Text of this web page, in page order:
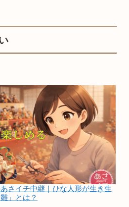
さイチ中継｜ひな人形が生き生
」とは？